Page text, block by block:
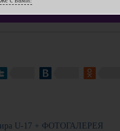
мира U-17 + ФОТОГАЛЕРЕЯ